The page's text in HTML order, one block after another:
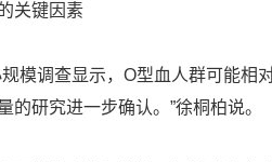
关键因素
模调查显示，O型血人群可能相
的研究进一步确认。”徐桐柏说。